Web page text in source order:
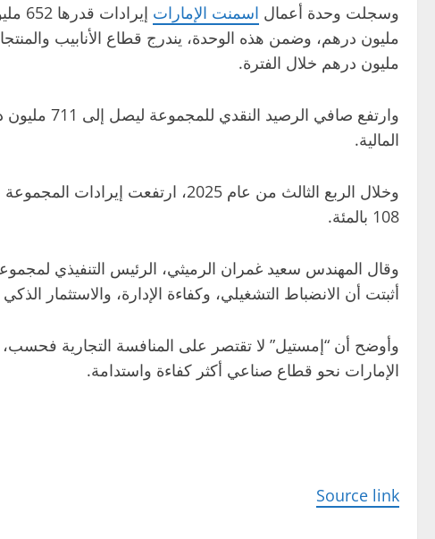
وسجلت وحدة أعمال اسمنت الإمارات
مليون درهم خلال الفترة.
المالية.
108 بالمئة.
وقال المهندس سعيد غمران الرميثي، الرئيس التنفيذي
أثبتت أن الانضباط التشغيلي، وكفاءة الإدارة،
وأوضح أن “إمستيل” لا تقتصر على المنافسة التجارية
الإمارات نحو قطاع صناعي أكثر كفاءة واستدامة.
Source link